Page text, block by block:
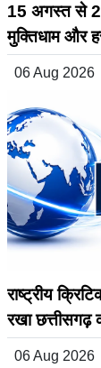
15 अगस्त से
मुक्तिधाम और
06 Aug 2026
राष्ट्रीय
रखा छत्तीसगढ़
मिनरल
06 Aug 2026